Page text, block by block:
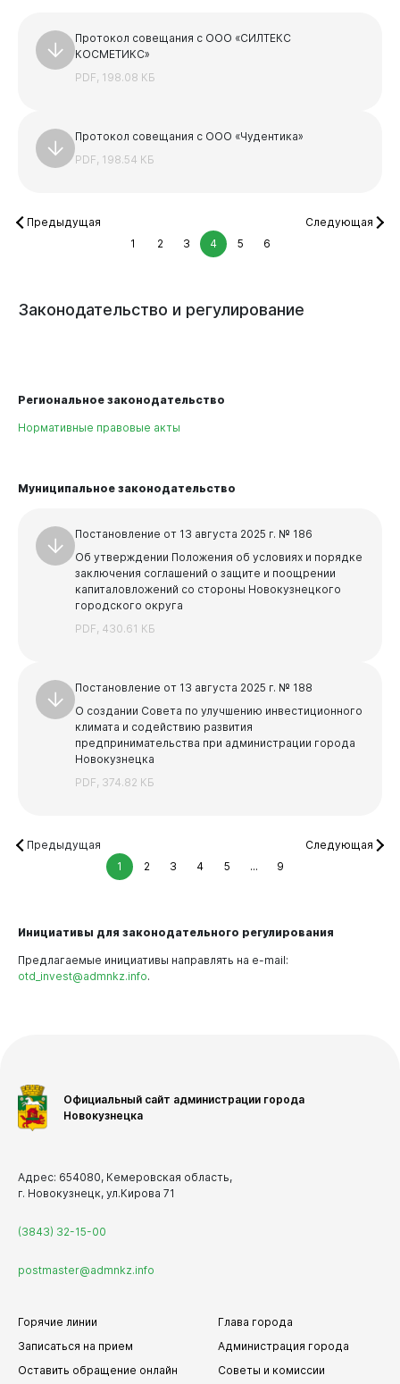
Протокол совещания с ООО «СИЛТЕКС
КОСМЕТИКС»
PDF, 198.08 КБ
Протокол совещания с ООО «Чудентика»
PDF, 198.54 КБ
Предыдущая
1
2 3 4 5 6
Следующая
Законодательство и регулирование
Региональное законодательство
Нормативные правовые акты
Муниципальное законодательство
Постановление от 13 августа 2025 г. № 186
Об утверждении Положения об условиях и порядке
заключения соглашений о защите и поощрении
капиталовложений со стороны Новокузнецкого
городского округа
PDF, 430.61 КБ
Постановление от 13 августа 2025 г. № 188
О создании Совета по улучшению инвестиционного
климата и содействию развития
предпринимательства при администрации города
Новокузнецка
PDF, 374.82 КБ
Предыдущая
1
2 3 4 5 ... 9
Следующая
Инициативы для законодательного регулирования
Предлагаемые инициативы направлять на e-mail:
otd_invest@admnkz.info.
Официальный сайт администрации города
Новокузнецка
Адрес: 654080, Кемеровская область,
г. Новокузнецк, ул.Кирова 71
(3843) 32-15-00
postmaster@admnkz.info
Горячие линии
Записаться на прием
Оставить обращение онлайн
Глава города
Администрация города
Советы и комиссии